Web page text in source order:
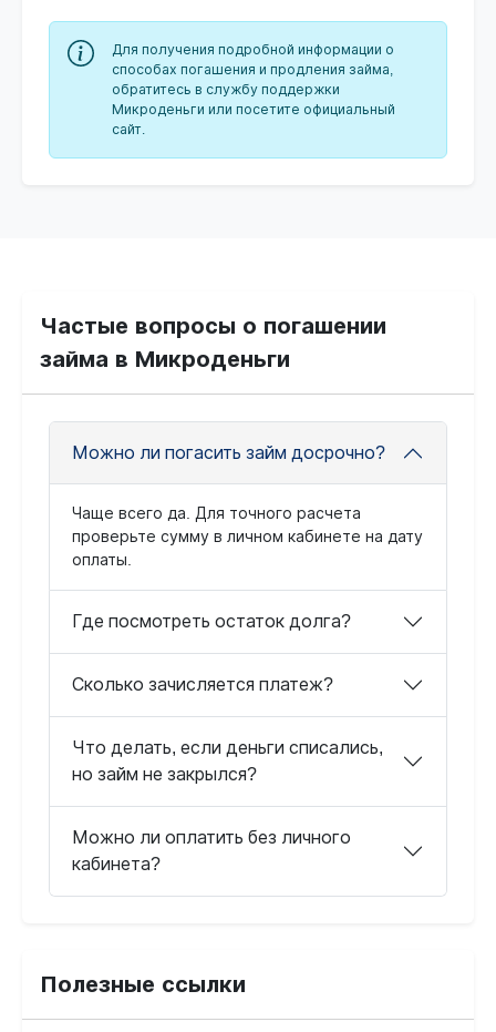
Для получения подробной информации о
способах погашения и продления займа,
обратитесь в службу поддержки
Микроденьги или посетите официальный
сайт.
Частые вопросы о погашении
займа в Микроденьги
Можно ли погасить займ досрочно?
Чаще всего да. Для точного расчета
проверьте сумму в личном кабинете на дату
оплаты.
Где посмотреть остаток долга?
Сколько зачисляется платеж?
Что делать, если деньги списались,
но займ не закрылся?
Можно ли оплатить без личного
кабинета?
Полезные ссылки